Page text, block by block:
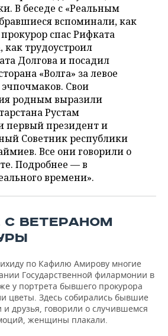
В беседе с «Реальным
вспоминали, как
спас Рифката
трудоустроил
Долгова и посадил
«Волга» за левое
Свои
родным выразили
Рустам
первый президент и
Советник республики
Все они говорили о
Подробнее — в
времени».
ВЕТЕРАНОМ
по Кафилю Амирову многие
Государственной филармонии в
у портрета бывшего прокурора
цветы. Здесь собирались бывшие
и друзья, говорили о случившемся
женщины плакали.